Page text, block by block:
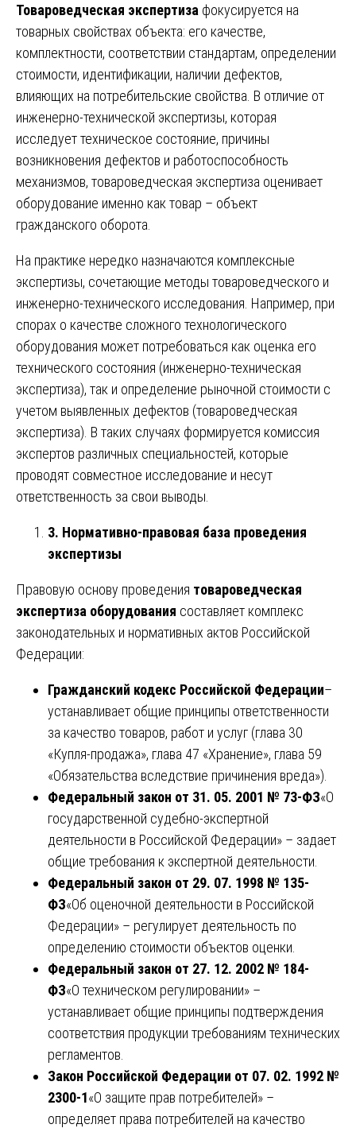
Товароведческая экспертиза фокусируется на
товарных свойствах объекта: его качестве,
комплектности, соответствии стандартам, определении
стоимости, идентификации, наличии дефектов,
влияющих на потребительские свойства. В отличие от
инженерно-технической экспертизы, которая
исследует техническое состояние, причины
возникновения дефектов и работоспособность
механизмов, товароведческая экспертиза оценивает
оборудование именно как товар – объект
гражданского оборота.
На практике нередко назначаются комплексные
экспертизы, сочетающие методы товароведческого и
инженерно-технического исследования. Например, при
спорах о качестве сложного технологического
оборудования может потребоваться как оценка его
технического состояния (инженерно-техническая
экспертиза), так и определение рыночной стоимости с
учетом выявленных дефектов (товароведческая
экспертиза). В таких случаях формируется комиссия
экспертов различных специальностей, которые
проводят совместное исследование и несут
ответственность за свои выводы.
3. Нормативно-правовая база проведения
экспертизы
Правовую основу проведения товароведческая
экспертиза оборудования составляет комплекс
законодательных и нормативных актов Российской
Федерации:
Гражданский кодекс Российской Федерации–
устанавливает общие принципы ответственности
за качество товаров, работ и услуг (глава 30
«Купля-продажа», глава 47 «Хранение», глава 59
«Обязательства вследствие причинения вреда»).
Федеральный закон от 31. 05. 2001 № 73-ФЗ«О
государственной судебно-экспертной
деятельности в Российской Федерации» – задает
общие требования к экспертной деятельности.
Федеральный закон от 29. 07. 1998 № 135-
ФЗ«Об оценочной деятельности в Российской
Федерации» – регулирует деятельность по
определению стоимости объектов оценки.
Федеральный закон от 27. 12. 2002 № 184-
ФЗ«О техническом регулировании» –
устанавливает общие принципы подтверждения
соответствия продукции требованиям технических
регламентов.
Закон Российской Федерации от 07. 02. 1992 №
2300-1«О защите прав потребителей» –
определяет права потребителей на качество